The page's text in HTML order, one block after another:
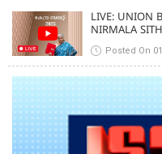
LIVE: UNION
NIRMALA
Posted On